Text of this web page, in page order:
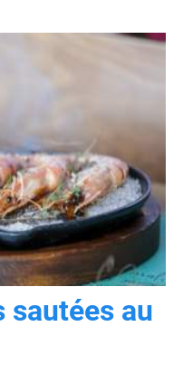
sautées au